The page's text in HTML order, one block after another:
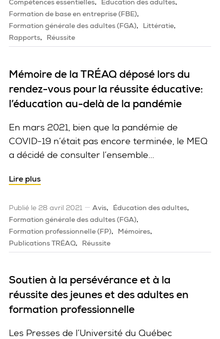
Compétences essentielles
Éducation des adultes
Formation de base en entreprise (FBE)
Formation générale des adultes (FGA)
Littératie
Rapports
Réussite
Mémoire de la TRÉAQ déposé lors du
rendez-vous pour la réussite éducative:
l’éducation au-delà de la pandémie
En mars 2021, bien que la pandémie de
COVID-19 n’était pas encore terminée, le MEQ
a décidé de consulter l’ensemble...
Lire plus
Publié le 28 avril 2021 Avis
Éducation des adultes
Formation générale des adultes (FGA)
Formation professionnelle (FP)
Mémoires
Publications TRÉAQ
Réussite
Soutien à la persévérance et à la
réussite des jeunes et des adultes en
formation professionnelle
Les Presses de l’Université du Québec